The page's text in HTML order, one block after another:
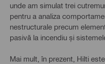
unde am simulat trei
pentru a analiza
nestructurale precum
pasivă la incendiu și
Mai mult, în prezent, Hilti